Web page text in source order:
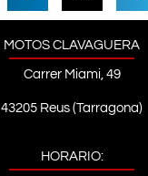
MOTOS CLAVAGUERA
Carrer Miami, 49
43205 Reus (Tarragona)
HORARIO: